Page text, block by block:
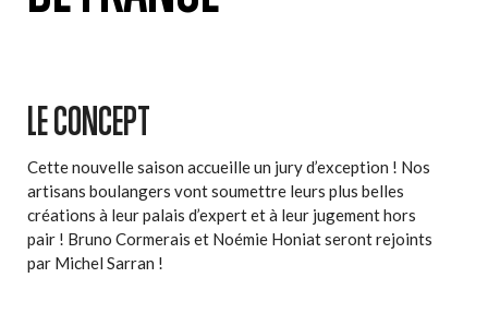
LE CONCEPT
Cette nouvelle saison accueille un jury d’exception ! Nos
artisans boulangers vont soumettre leurs plus belles
créations à leur palais d’expert et à leur jugement hors
pair ! Bruno Cormerais et Noémie Honiat seront rejoints
par Michel Sarran !